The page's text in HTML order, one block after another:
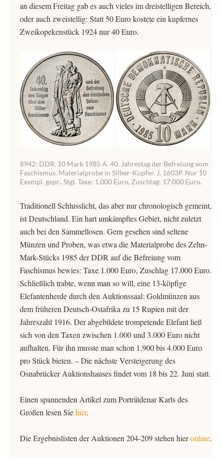
an diesem Freitag gab es auch vieles im dreistelligen Bereich,
oder auch zweistellig: Statt 50 Euro kostete ein kupfernes
Zweikopekenstück 1924 nur 40 Euro.
8942: DDR. 10 Mark 1985 A. 40. Jahrestag der Befreiung vom
Faschismus. Materialprobe in Silber-Kupfer. J. 1603P. Nur 10
Exempl. gepr., Stgl. Taxe: 1.000 Euro, Zuschlag: 17.000 Euro.
Traditionell Schlusslicht, das aber nur chronologisch gemeint,
ist Deutschland. Ein hart umkämpftes Gebiet, nicht zuletzt
auch bei den Sammellosen. Gern gesehen sind seltene
Münzen und Proben, was etwa die Materialprobe des Zehn-
Mark-Stücks 1985 der DDR auf die Befreiung vom
Faschismus bewies: Taxe 1.000 Euro, Zuschlag 17.000 Euro.
Schließlich trabte, wenn man so will, eine 13-köpfige
Elefantenherde durch den Auktionssaal: Goldmünzen aus
dem früheren Deutsch-Ostafrika zu 15 Rupien mit der
Jahreszahl 1916. Der abgebildete trompetende Elefant ließ
sich von den Taxen zwischen 1.000 und 3.000 Euro nicht
aufhalten. Für ihn musste man schon 1.900 bis 4.000 Euro
pro Stück bieten. – Die nächste Versteigerung des
Osnabrücker Auktionshauses findet vom 18 bis 22. Juni statt.
Einen spannenden Artikel zum Porträtdenar Karls des
Großen lesen Siehier.
Die Ergebnislisten der Auktionen 204-209 stehen hieronline.